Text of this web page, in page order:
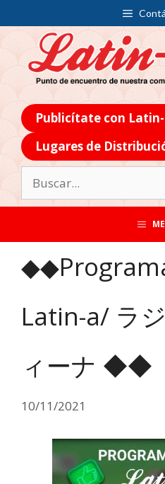
Publicítate con
Lugares de
Latin-a/ ラ
ィーナ ◆◆
10/11/2021